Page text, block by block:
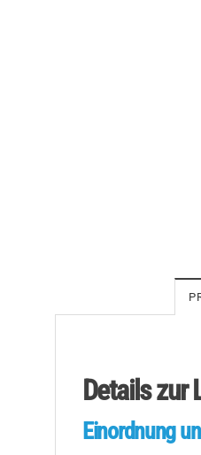
Details zur
Einordnung